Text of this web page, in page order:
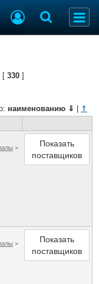
флота
[ 330]
наименованию ⇓
⇑
>
Показать
поставщиков
>
Показать
поставщиков